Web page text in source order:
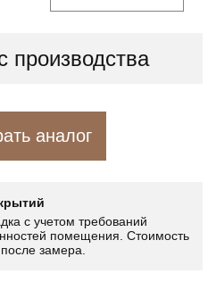
производства
аналог
с учетом требований
помещения. Стоимость
замера.